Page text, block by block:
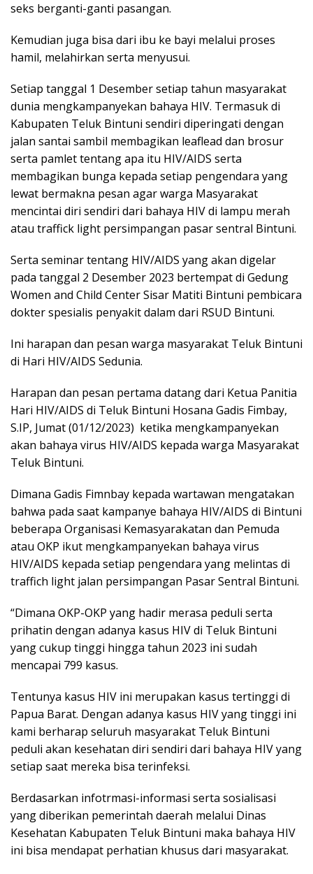
seks berganti-ganti pasangan.
Kemudian juga bisa dari ibu ke bayi melalui proses
hamil, melahirkan serta menyusui.
Setiap tanggal 1 Desember setiap tahun masyarakat
dunia mengkampanyekan bahaya HIV. Termasuk di
Kabupaten Teluk Bintuni sendiri diperingati dengan
jalan santai sambil membagikan leaflead dan brosur
serta pamlet tentang apa itu HIV/AIDS serta
membagikan bunga kepada setiap pengendara yang
lewat bermakna pesan agar warga Masyarakat
mencintai diri sendiri dari bahaya HIV di lampu merah
atau traffick light persimpangan pasar sentral Bintuni.
Serta seminar tentang HIV/AIDS yang akan digelar
pada tanggal 2 Desember 2023 bertempat di Gedung
Women and Child Center Sisar Matiti Bintuni pembicara
dokter spesialis penyakit dalam dari RSUD Bintuni.
Ini harapan dan pesan warga masyarakat Teluk Bintuni
di Hari HIV/AIDS Sedunia.
Harapan dan pesan pertama datang dari Ketua Panitia
Hari HIV/AIDS di Teluk Bintuni Hosana Gadis Fimbay,
S.IP, Jumat (01/12/2023) ketika mengkampanyekan
akan bahaya virus HIV/AIDS kepada warga Masyarakat
Teluk Bintuni.
Dimana Gadis Fimnbay kepada wartawan mengatakan
bahwa pada saat kampanye bahaya HIV/AIDS di Bintuni
beberapa Organisasi Kemasyarakatan dan Pemuda
atau OKP ikut mengkampanyekan bahaya virus
HIV/AIDS kepada setiap pengendara yang melintas di
traffich light jalan persimpangan Pasar Sentral Bintuni.
“Dimana OKP-OKP yang hadir merasa peduli serta
prihatin dengan adanya kasus HIV di Teluk Bintuni
yang cukup tinggi hingga tahun 2023 ini sudah
mencapai 799 kasus.
Tentunya kasus HIV ini merupakan kasus tertinggi di
Papua Barat. Dengan adanya kasus HIV yang tinggi ini
kami berharap seluruh masyarakat Teluk Bintuni
peduli akan kesehatan diri sendiri dari bahaya HIV yang
setiap saat mereka bisa terinfeksi.
Berdasarkan infotrmasi-informasi serta sosialisasi
yang diberikan pemerintah daerah melalui Dinas
Kesehatan Kabupaten Teluk Bintuni maka bahaya HIV
ini bisa mendapat perhatian khusus dari masyarakat.